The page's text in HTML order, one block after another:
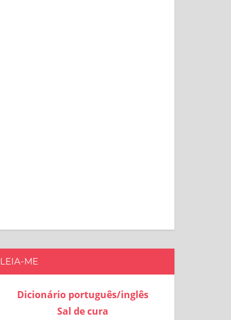
LEIA-ME
Dicionário português/inglês
Sal de cura